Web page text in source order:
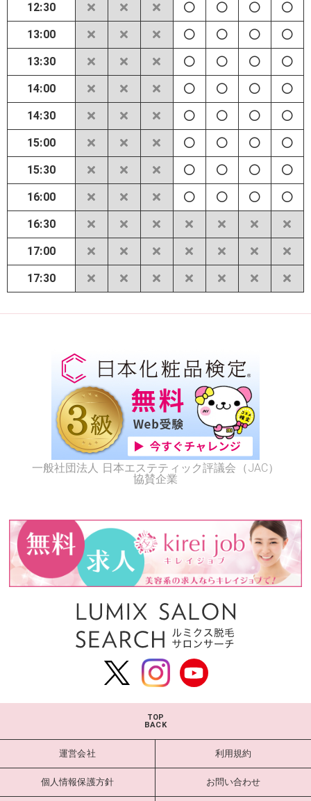
12:30
13:00
13:30
14:00
14:30
15:00
15:30
16:00
16:30
17:00
17:30
一般社団法人 日本エステティック評議会（JAC）
協賛企業
TOP
BACK
運営会社 利用規約
個人情報保護方針 お問い合わせ